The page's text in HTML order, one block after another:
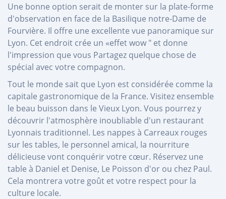
Une bonne option serait de monter sur la plate-forme
d'observation en face de la Basilique notre-Dame de
Fourvière. Il offre une excellente vue panoramique sur
Lyon. Cet endroit crée un «effet wow " et donne
l'impression que vous Partagez quelque chose de
spécial avec votre compagnon.
Tout le monde sait que Lyon est considérée comme la
capitale gastronomique de la France. Visitez ensemble
le beau buisson dans le Vieux Lyon. Vous pourrez y
découvrir l'atmosphère inoubliable d'un restaurant
Lyonnais traditionnel. Les nappes à Carreaux rouges
sur les tables, le personnel amical, la nourriture
délicieuse vont conquérir votre cœur. Réservez une
table à Daniel et Denise, Le Poisson d'or ou chez Paul.
Cela montrera votre goût et votre respect pour la
culture locale.